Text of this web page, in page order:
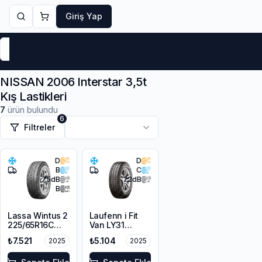
Giriş Yap
NISSAN 2006 Interstar 3,5t
Kış Lastikleri
7 ürün bulundu
Filtreler
6
D
B
75dB
B
Lassa Wintus 2
225/65R16C
112/110 R M+S
3PMSF 8PR
₺7.521 2025
D
C
72dB
Laufenn i Fit
Van LY31
225/65R16C
112/110R M+S
3PMSF 8PR
₺5.104 2025